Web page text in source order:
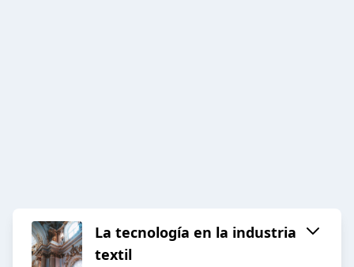
La tecnología en la industria
textil